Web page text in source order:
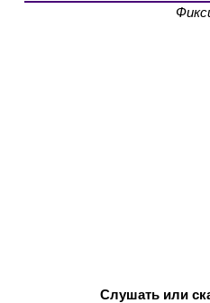
Слушать или